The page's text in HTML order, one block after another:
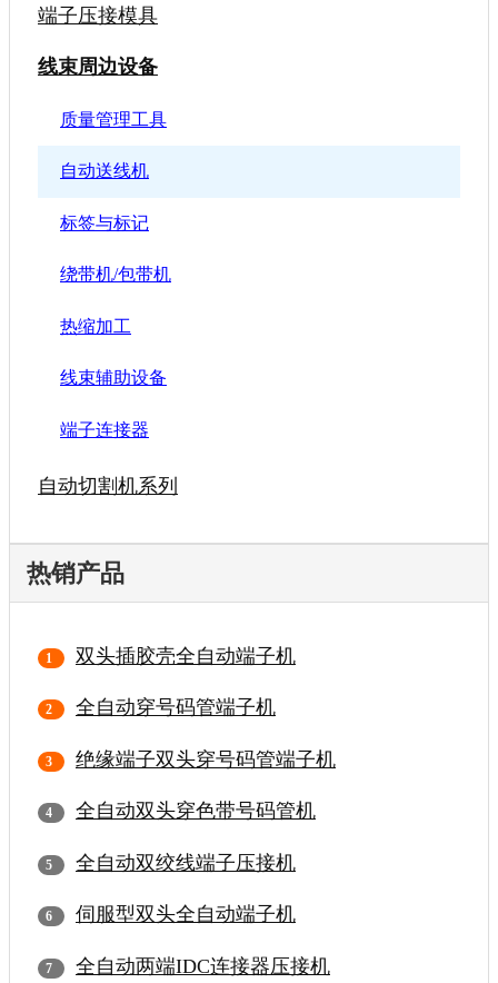
端子压接模具
线束周边设备
质量管理工具
自动送线机
标签与标记
绕带机/包带机
热缩加工
线束辅助设备
端子连接器
自动切割机系列
热销产品
双头插胶壳全自动端子机
全自动穿号码管端子机
绝缘端子双头穿号码管端子机
全自动双头穿色带号码管机
全自动双绞线端子压接机
伺服型双头全自动端子机
全自动两端IDC连接器压接机